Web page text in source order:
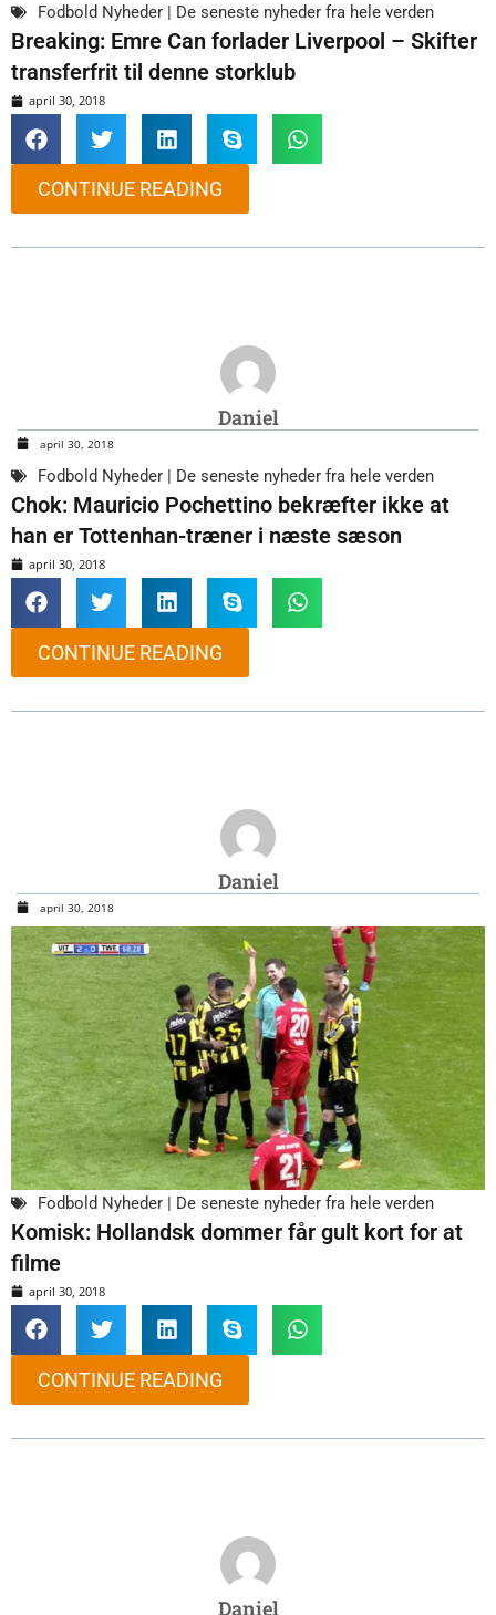
Fodbold Nyheder | De seneste nyheder fra hele verden
Breaking: Emre Can forlader Liverpool – Skifter
transferfrit til denne storklub
april 30, 2018
CONTINUE READING
Daniel
april 30, 2018
Fodbold Nyheder | De seneste nyheder fra hele verden
Chok: Mauricio Pochettino bekræfter ikke at
han er Tottenhan-træner i næste sæson
april 30, 2018
CONTINUE READING
Daniel
april 30, 2018
Fodbold Nyheder | De seneste nyheder fra hele verden
Komisk: Hollandsk dommer får gult kort for at
filme
april 30, 2018
CONTINUE READING
Daniel